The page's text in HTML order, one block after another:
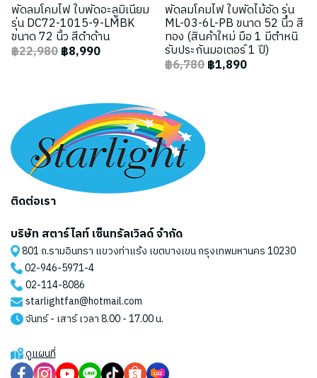
พัดลมโคมไฟ ใบพัดอะลูมิเนียม
รุ่น DC72-1015-9-LMBK
ขนาด 72 นิ้ว สีดำด้าน
฿22,980฿8,990
พัดลมโคมไฟ ใบพัดไม้อัด รุ่น
ML-03-6L-PB ขนาด 52 นิ้ว สี
ทอง (สินค้าใหม่ มือ 1 มีตำหนิ
รับประกันมอเตอร์ 1 ปี)
฿6,780฿1,890
ติดต่อเรา
บริษัท สตาร์ไลท์ เซ็นทรัลเวิลด์ จำกัด
801 ถ.รามอินทรา แขวงท่าแร้ง เขตบางเขน กรุงเทพมหานคร 10230
02-946-5971-4
02-114-8086
starlightfan@hotmail.com
จันทร์ - เสาร์ เวลา 8.00 - 17.00 น.
ดูแผนที่